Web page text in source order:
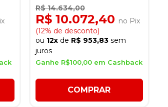
R$ 14.634,00
R$ 10.072,40 no Pix
(12% de desconto)
ou 12xde R$ 953,83 sem
juros
Ganhe R$100,00 em Cashback
COMPRAR